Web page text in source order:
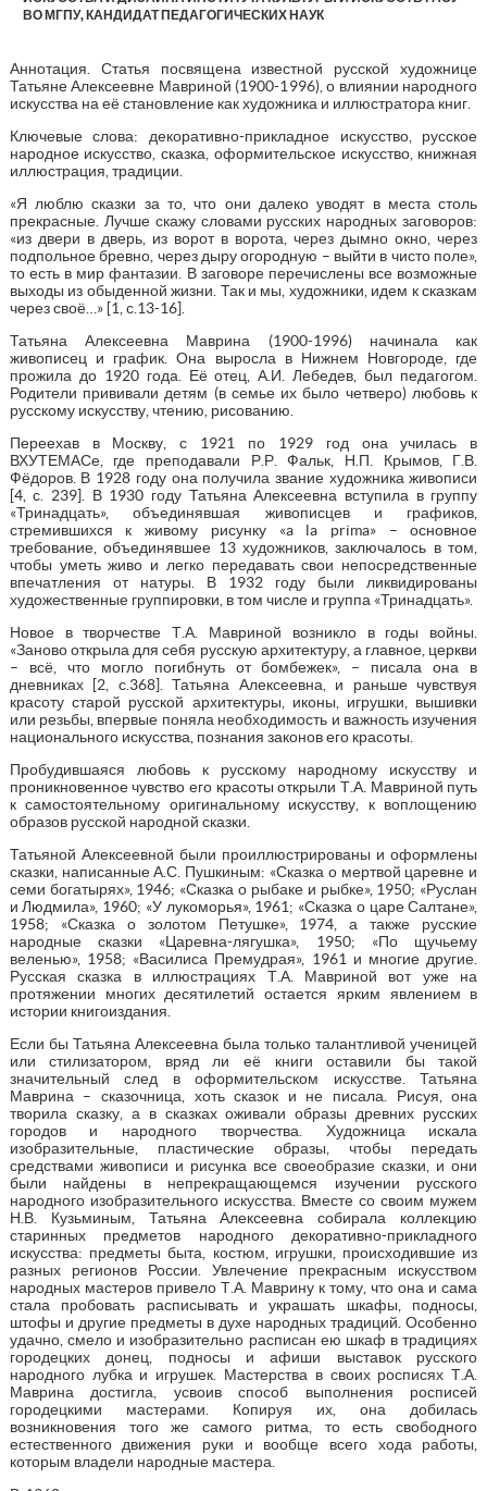
ВО МГПУ, КАНДИДАТ ПЕДАГОГИЧЕСКИХ НАУК
Аннотация. Статья посвящена известной русской художнице
Татьяне Алексеевне Мавриной (1900-1996), о влиянии народного
искусства на её становление как художника и иллюстратора книг.
Ключевые слова: декоративно-прикладное искусство, русское
народное искусство, сказка, оформительское искусство, книжная
иллюстрация, традиции.
«Я люблю сказки за то, что они далеко уводят в места столь
прекрасные. Лучше скажу словами русских народных заговоров:
«из двери в дверь, из ворот в ворота, через дымно окно, через
подпольное бревно, через дыру огородную – выйти в чисто поле»,
то есть в мир фантазии. В заговоре перечислены все возможные
выходы из обыденной жизни. Так и мы, художники, идем к сказкам
через своё…» [1, с.13-16].
Татьяна Алексеевна Маврина (1900-1996) начинала как
живописец и график. Она выросла в Нижнем Новгороде, где
прожила до 1920 года. Её отец, А.И. Лебедев, был педагогом.
Родители прививали детям (в семье их было четверо) любовь к
русскому искусству, чтению, рисованию.
Переехав в Москву, с 1921 по 1929 год она училась в
ВХУТЕМАСе, где преподавали Р.Р. Фальк, Н.П. Крымов, Г.В.
Фёдоров. В 1928 году она получила звание художника живописи
[4, с. 239]. В 1930 году Татьяна Алексеевна вступила в группу
«Тринадцать», объединявшая живописцев и графиков,
стремившихся к живому рисунку «a la prima» – основное
требование, объединявшее 13 художников, заключалось в том,
чтобы уметь живо и легко передавать свои непосредственные
впечатления от натуры. В 1932 году были ликвидированы
художественные группировки, в том числе и группа «Тринадцать».
Новое в творчестве Т.А. Мавриной возникло в годы войны.
«Заново открыла для себя русскую архитектуру, а главное, церкви
– всё, что могло погибнуть от бомбежек», – писала она в
дневниках [2, с.368]. Татьяна Алексеевна, и раньше чувствуя
красоту старой русской архитектуры, иконы, игрушки, вышивки
или резьбы, впервые поняла необходимость и важность изучения
национального искусства, познания законов его красоты.
Пробудившаяся любовь к русскому народному искусству и
проникновенное чувство его красоты открыли Т.А. Мавриной путь
к самостоятельному оригинальному искусству, к воплощению
образов русской народной сказки.
Татьяной Алексеевной были проиллюстрированы и оформлены
сказки, написанные А.С. Пушкиным: «Сказка о мертвой царевне и
семи богатырях», 1946; «Сказка о рыбаке и рыбке», 1950; «Руслан
и Людмила», 1960; «У лукоморья», 1961; «Сказка о царе Салтане»,
1958; «Сказка о золотом Петушке», 1974, а также русские
народные сказки «Царевна-лягушка», 1950; «По щучьему
веленью», 1958; «Василиса Премудрая», 1961 и многие другие.
Русская сказка в иллюстрациях Т.А. Мавриной вот уже на
протяжении многих десятилетий остается ярким явлением в
истории книгоиздания.
Если бы Татьяна Алексеевна была только талантливой ученицей
или стилизатором, вряд ли её книги оставили бы такой
значительный след в оформительском искусстве. Татьяна
Маврина – сказочница, хоть сказок и не писала. Рисуя, она
творила сказку, а в сказках оживали образы древних русских
городов и народного творчества. Художница искала
изобразительные, пластические образы, чтобы передать
средствами живописи и рисунка все своеобразие сказки, и они
были найдены в непрекращающемся изучении русского
народного изобразительного искусства. Вместе со своим мужем
Н.В. Кузьминым, Татьяна Алексеевна собирала коллекцию
старинных предметов народного декоративно-прикладного
искусства: предметы быта, костюм, игрушки, происходившие из
разных регионов России. Увлечение прекрасным искусством
народных мастеров привело Т.А. Маврину к тому, что она и сама
стала пробовать расписывать и украшать шкафы, подносы,
штофы и другие предметы в духе народных традиций. Особенно
удачно, смело и изобразительно расписан ею шкаф в традициях
городецких донец, подносы и афиши выставок русского
народного лубка и игрушек. Мастерства в своих росписях Т.А.
Маврина достигла, усвоив способ выполнения росписей
городецкими мастерами. Копируя их, она добилась
возникновения того же самого ритма, то есть свободного
естественного движения руки и вообще всего хода работы,
которым владели народные мастера.